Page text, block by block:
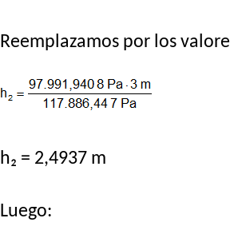
Reemplazamos por los
h₂ = 2,4937 m
Luego: